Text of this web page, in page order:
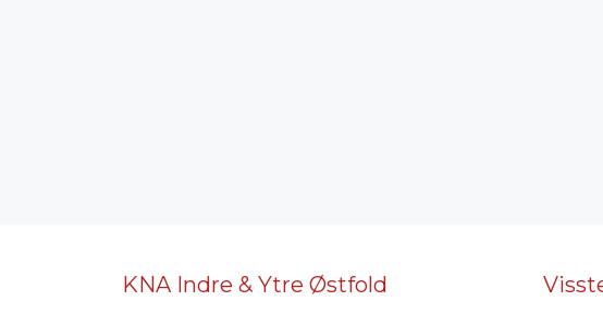
KNA Indre & Ytre Østfold